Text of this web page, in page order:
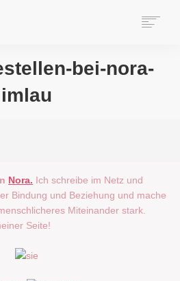
bei-nora-
imlau
Nora. Ich schreibe im Netz und
Bindung und Beziehung und mache
Miteinander stark.
Seite!